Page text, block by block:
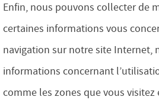
Enfin, nous pouvons collecter de
certaines informations vous
navigation sur notre site Internet,
informations concernant
comme les zones que vous visitez